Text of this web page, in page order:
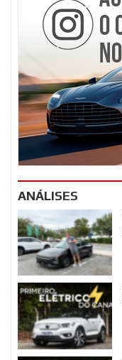
ANÁLISES